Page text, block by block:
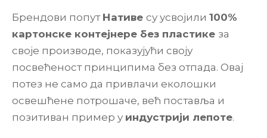
Брендови попут Нативе су усвојили 100%
картонске контејнере без пластике за
своје производе, показујући своју
посвећеност принципима без отпада. Овај
потез не само да привлачи еколошки
освешћене потрошаче, већ поставља и
позитиван пример у индустрији лепоте.